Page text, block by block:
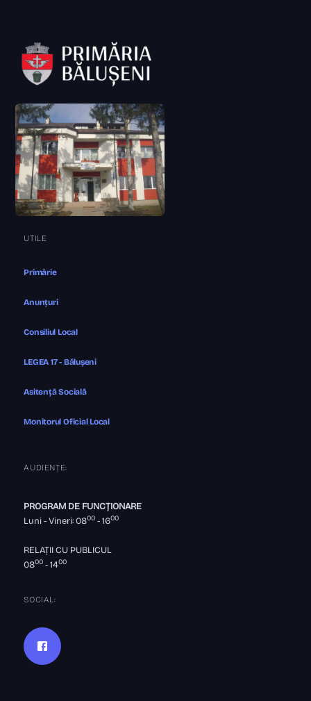
UTILE
Primărie
Anunțuri
Consiliul Local
LEGEA 17 - Bălușeni
Asitență Socială
Monitorul Oficial Local
AUDIENȚE:
PROGRAM DE FUNCȚIONARE
Luni - Vineri: 0800 - 1600
RELAȚII CU PUBLICUL
0800 - 1400
SOCIAL: